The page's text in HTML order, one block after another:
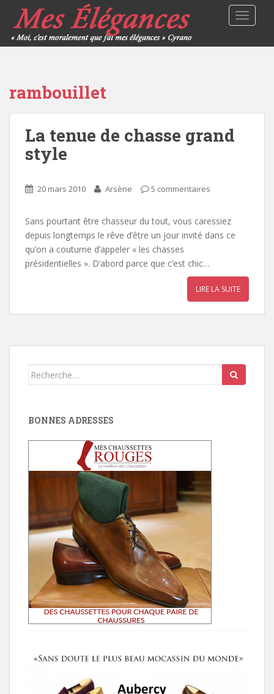
rambouillet
La tenue de chasse grand
style
20 mars 2010 Arsène 5 commentaires
Sans pourtant être chasseur du tout, vous caressiez
depuis longtemps le rêve d’être un jour invité dans ce
qu’on a coutume d’appeler « les chasses
présidentielles ». D’abord parce que c’est chic…
LIRE LA SUITE
Search
BONNES ADRESSES